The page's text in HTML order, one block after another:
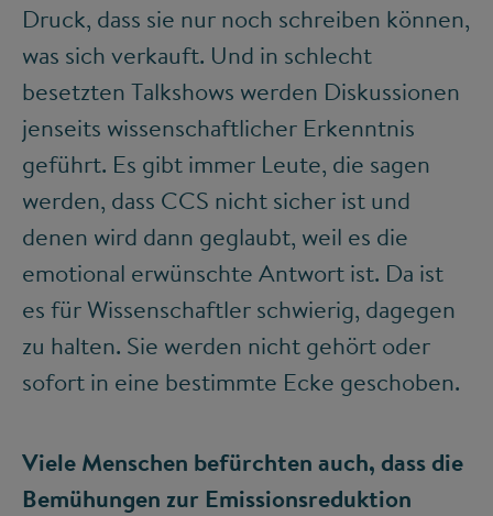
Druck, dass sie nur noch schreiben können,
was sich verkauft. Und in schlecht
besetzten Talkshows werden Diskussionen
jenseits wissenschaftlicher Erkenntnis
geführt. Es gibt immer Leute, die sagen
werden, dass CCS nicht sicher ist und
denen wird dann geglaubt, weil es die
emotional erwünschte Antwort ist. Da ist
es für Wissenschaftler schwierig, dagegen
zu halten. Sie werden nicht gehört oder
sofort in eine bestimmte Ecke geschoben.
Viele Menschen befürchten auch, dass die
Bemühungen zur Emissionsreduktion